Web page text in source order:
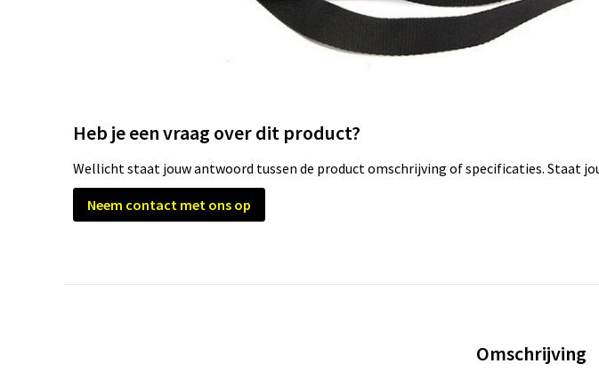
Heb je een vraag over dit product?
Wellicht staat jouw antwoord tussen de product omschrijving of specificaties. Staat
Neem contact met ons op
Omschrijving